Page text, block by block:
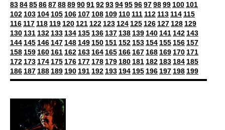
8384858687888990919293949596979899 100 101
102 103 104 105 106 107 108 109 110 111 112 113 114 115
116 117 118 119 120 121 122 123 124 125 126 127 128 129
130 131 132 133 134 135 136 137 138 139 140 141 142 143
144 145 146 147 148 149 150 151 152 153 154 155 156 157
158 159 160 161 162 163 164 165 166 167 168 169 170 171
172 173 174 175 176 177 178 179 180 181 182 183 184 185
186 187 188 189 190 191 192 193 194 195 196 197 198 199